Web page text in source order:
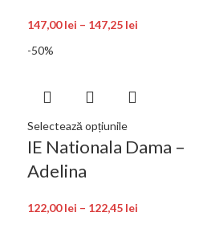
147,00lei – 147,25 lei
-50%
Selectează opțiunile
IE Nationala Dama –
Adelina
122,00lei – 122,45 lei